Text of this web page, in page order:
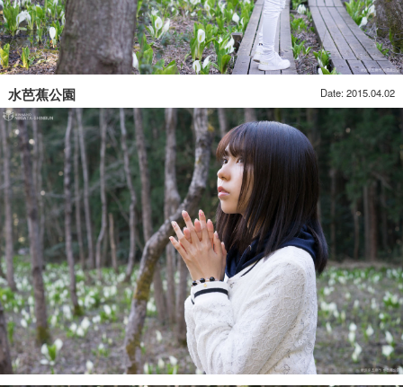
水芭蕉公園 Date: 2015.04.02